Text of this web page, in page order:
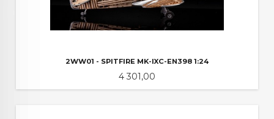
2WW01 - SPITFIRE MK-IXC-EN398 1:24
Pris
4 301,00